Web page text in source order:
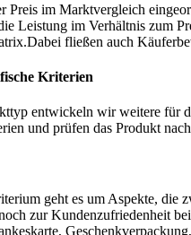
Preis im Marktvergleich
Leistung im Verhältnis zum
fließen auch
Kriterien
entwickeln wir weitere für
und prüfen das Produkt
geht es um Aspekte, die
zur Kundenzufriedenheit
Geschenkverpackung,